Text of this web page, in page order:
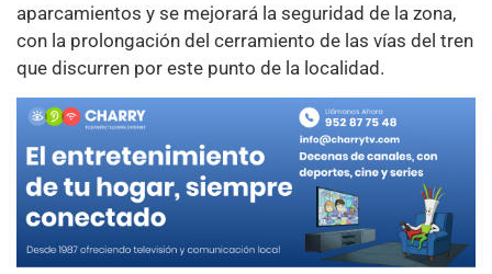
aparcamientos y se mejorará la seguridad de la zona,
con la prolongación del cerramiento de las vías del tren
que discurren por este punto de la localidad.